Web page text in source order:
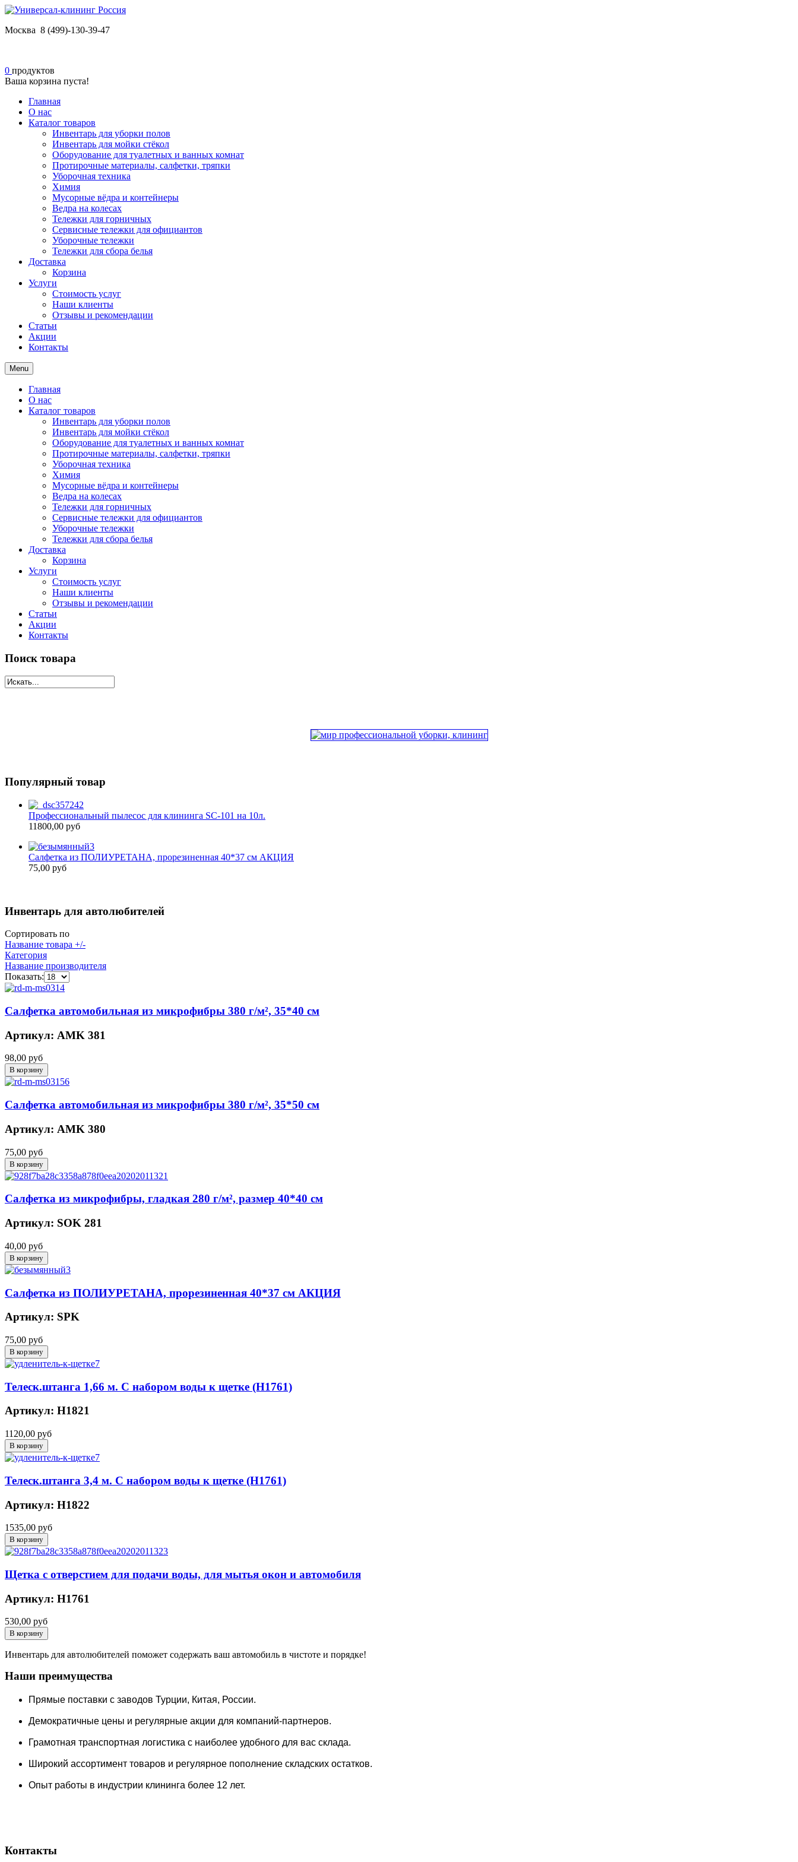
Москва 8 (499)-130-39-47
0 продуктов
Ваша корзина пуста!
Главная
О нас
Каталог товаров
Инвентарь для уборки полов
Инвентарь для мойки стёкол
Оборудование для туалетных и ванных комнат
Протирочные материалы, салфетки, тряпки
Уборочная техника
Химия
Мусорные вёдра и контейнеры
Ведра на колесах
Тележки для горничных
Сервисные тележки для официантов
Уборочные тележки
Тележки для сбора белья
Доставка
Корзина
Услуги
Стоимость услуг
Наши клиенты
Отзывы и рекомендации
Статьи
Акции
Контакты
Menu
Главная
О нас
Каталог товаров
Инвентарь для уборки полов
Инвентарь для мойки стёкол
Оборудование для туалетных и ванных комнат
Протирочные материалы, салфетки, тряпки
Уборочная техника
Химия
Мусорные вёдра и контейнеры
Ведра на колесах
Тележки для горничных
Сервисные тележки для официантов
Уборочные тележки
Тележки для сбора белья
Доставка
Корзина
Услуги
Стоимость услуг
Наши клиенты
Отзывы и рекомендации
Статьи
Акции
Контакты
Поиск товара
Популярный товар
Профессиональный пылесос для клининга SC-101 на 10л.
11800,00 руб
Салфетка из ПОЛИУРЕТАНА, прорезиненная 40*37 см АКЦИЯ
75,00 руб
Инвентарь для автолюбителей
Сортировать по
Название товара +/-
Категория
Название производителя
Показать:
Салфетка автомобильная из микрофибры 380 г/м², 35*40 см
Артикул: АMK 381
98,00 руб
Салфетка автомобильная из микрофибры 380 г/м², 35*50 см
Артикул: АMK 380
75,00 руб
Салфетка из микрофибры, гладкая 280 г/м², размер 40*40 см
Артикул: SOK 281
40,00 руб
Салфетка из ПОЛИУРЕТАНА, прорезиненная 40*37 см АКЦИЯ
Артикул: SPK
75,00 руб
Телеск.штанга 1,66 м. С набором воды к щетке (H1761)
Артикул: H1821
1120,00 руб
Телеск.штанга 3,4 м. С набором воды к щетке (H1761)
Артикул: H1822
1535,00 руб
Щетка с отверстием для подачи воды, для мытья окон и автомобиля
Артикул: H1761
530,00 руб
Инвентарь для автолюбителей поможет содержать ваш автомобиль в чистоте и порядке!
Наши преимущества
Прямые поставки c заводов Турции, Китая, России.
Демократичные цены и регулярные акции для компаний-партнеров.
Грамотная транспортная логистика с наиболее удобного для вас склада.
Широкий ассортимент товаров и регулярное пополнение складских остатков.
Опыт работы в индустрии клининга более 12 лет.
Контакты